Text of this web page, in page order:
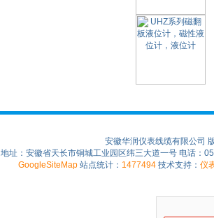
安徽华润仪表线缆有限公司
地址：安徽省天长市铜城工业园区纬三大道一号 电话：
GoogleSiteMap 站点统计： 1477494 技术支持： 仪